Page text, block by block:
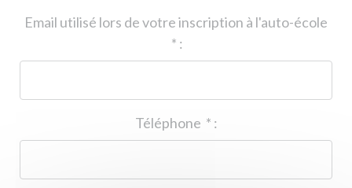
Email utilisé lors de votre inscription à l'auto-école
* :
* :